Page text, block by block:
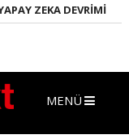
ZEKA DEVRIMI
MENÜ